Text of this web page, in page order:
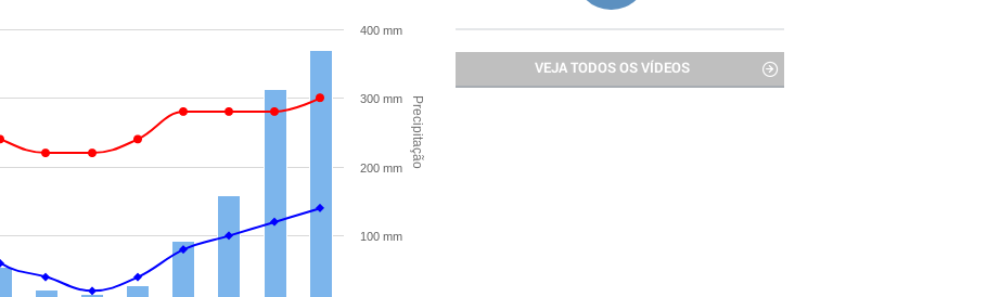
Precipitação
100 mm
200 mm
300 mm
400 mm
VEJA TODOS OS VÍDEOS